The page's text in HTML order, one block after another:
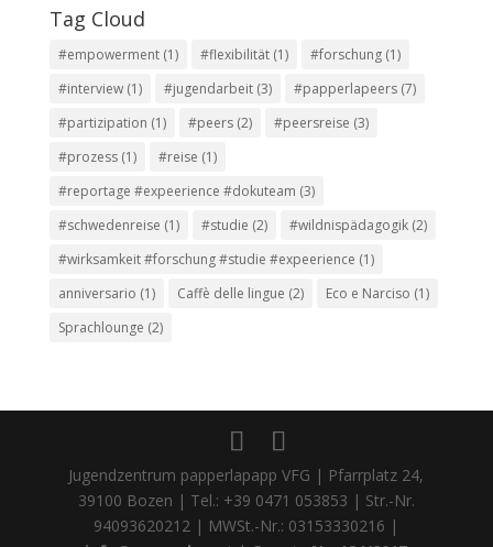
Tag Cloud
#empowerment(1) #flexibilität(1) #forschung(1)
#interview(1) #jugendarbeit(3) #papperlapeers(7)
#partizipation (1) #peers(2) #peersreise (3)
#prozess(1) #reise (1)
#reportage #expeerience #dokuteam (3)
#schwedenreise (1) #studie (2) #wildnispädagogik(2)
#wirksamkeit #forschung #studie #expeerience (1)
anniversario (1) Caffè delle lingue (2) Eco e Narciso (1)
Sprachlounge (2)
Jugendzentrum papperlapapp VFG | Pfarrplatz 24,
39100 Bozen | Tel.: +39 0471 053853 | Str.-Nr.
94093620212 | MWSt.-Nr.: 03153330216 |